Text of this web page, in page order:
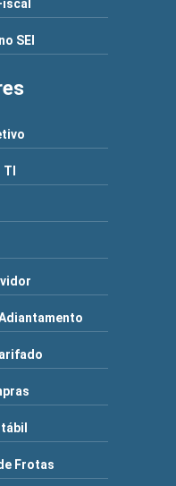
SEI
Frotas